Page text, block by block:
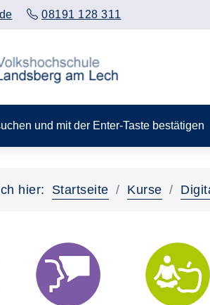
08191 128 311
und mit der Enter-Taste
hier: Startseite Kurse